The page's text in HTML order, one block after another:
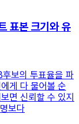
표본 크기와 유
보의 투표율을 파
게 다 물어볼 순
면 신뢰할 수 있지
보다